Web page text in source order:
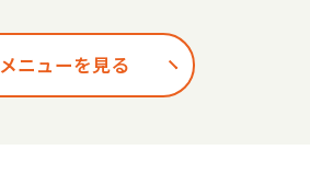
メニューを見る